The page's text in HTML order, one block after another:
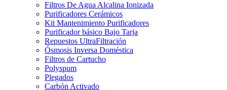
Filtros De Agua Alcalina Ionizada
Purificadores Cerámicos
Kit Mantenimiento Purificadores
Purificador básico Bajo Tarja
Repuestos UltraFiltración
Ósmosis Inversa Doméstica
Filtros de Cartucho
Polyspum
Plegados
Carbón Activado